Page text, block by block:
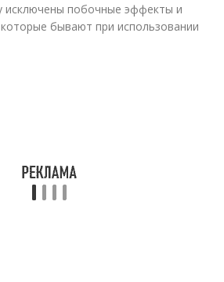
исключены побочные эффекты и
бывают при использовании